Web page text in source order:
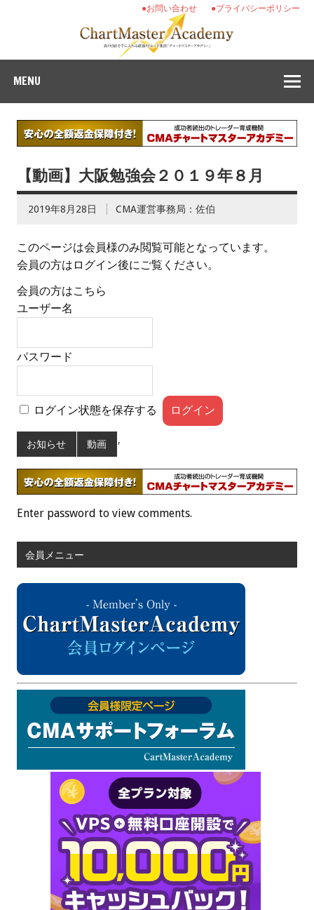
●プライバシーポリシー
●お問い合わせ
MENU
【動画】大阪勉強会２０１９年８月
2019年8月28日 CMA運営事務局：佐伯
このページは会員様のみ閲覧可能となっています。
会員の方はログイン後にご覧ください。
会員の方はこちら
ユーザー名
パスワード
ログイン状態を保存する
お知らせ ,
動画
Enter password to view comments.
会員メニュー